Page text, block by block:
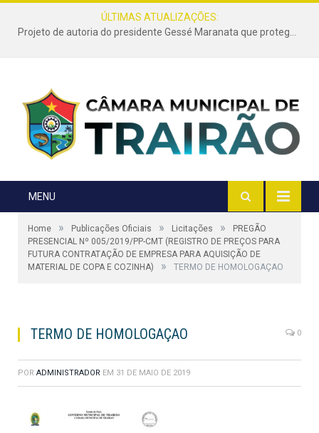
ÚLTIMAS ATUALIZAÇÕES:
Projeto de autoria do presidente Gessé Maranata que protege as estradas vicinais de Trairão é transformado em lei
MENU
Home » Publicações Oficiais » Licitações »
PREGÃO
PRESENCIAL Nº 005/2019/PP-CMT (REGISTRO DE PREÇOS PARA
FUTURA CONTRATAÇÃO DE EMPRESA PARA AQUISIÇÃO DE
MATERIAL DE COPA E COZINHA)
» TERMO DE HOMOLOGAÇAO
TERMO DE HOMOLOGAÇAO 0
POR ADMINISTRADOR EM 31 DE MAIO DE 2019